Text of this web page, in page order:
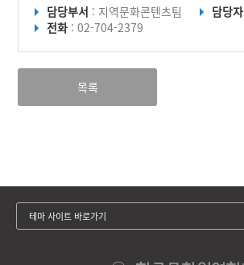
담당부서 : 지역문화콘텐츠팀 담당자
전화 : 02-704-2379
목록
테마 사이트 바로가기